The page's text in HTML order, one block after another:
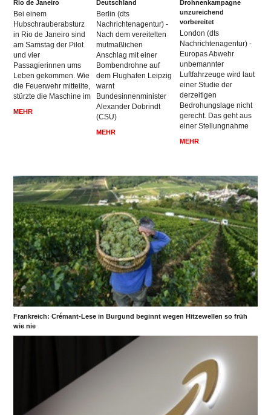
Rio de Janeiro
Bei einem
Hubschrauberabsturz
in Rio de Janeiro sind
am Samstag der Pilot
und vier
Passagierinnen ums
Leben gekommen. Wie
die Feuerwehr mitteilte,
stürzte die Maschine im
MEHR
Deutschland
Berlin (dts
Nachrichtenagentur) -
Nach dem vereitelten
mutmaßlichen
Anschlag mit einer
Bombendrohne auf
dem Flughafen Leipzig
warnt
Bundesinnenminister
Alexander Dobrindt
(CSU)
MEHR
Drohnenkampagne
unzureichend
vorbereitet
London (dts
Nachrichtenagentur) -
Europas Abwehr
unbemannter
Luftfahrzeuge wird laut
einer Studie der
derzeitigen
Bedrohungslage nicht
gerecht. Das geht aus
einer Stellungnahme
MEHR
Frankreich: Crémant-Lese in Burgund beginnt wegen Hitzewellen so früh
wie nie